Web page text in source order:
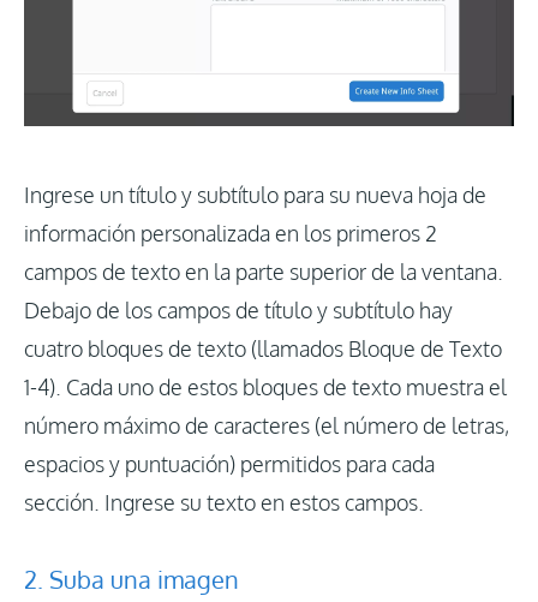
Ingrese un título y subtítulo para su nueva hoja de
información personalizada en los primeros 2
campos de texto en la parte superior de la ventana.
Debajo de los campos de título y subtítulo hay
cuatro bloques de texto (llamados Bloque de Texto
1-4). Cada uno de estos bloques de texto muestra el
número máximo de caracteres (el número de letras,
espacios y puntuación) permitidos para cada
sección. Ingrese su texto en estos campos.
2. Suba una imagen